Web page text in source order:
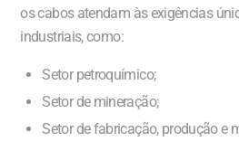
os cabos atendam às exigências
industriais, como:
Setor petroquímico;
Setor de mineração;
Setor de fabricação, produção e